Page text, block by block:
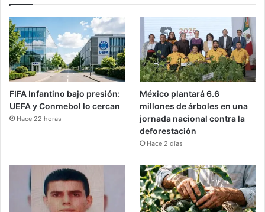
FIFA Infantino bajo presión:
UEFA y Conmebol lo cercan
Hace 22 horas
México plantará 6.6
millones de árboles en una
jornada nacional contra la
deforestación
Hace 2 días